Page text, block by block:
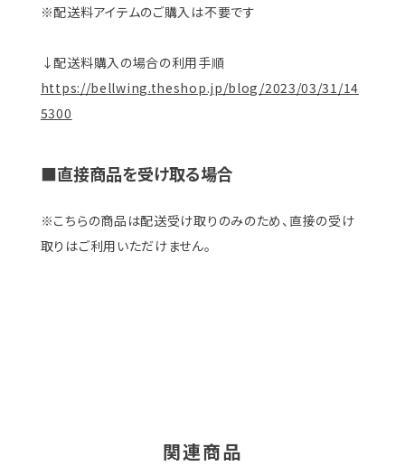
※配送料アイテムのご購入は不要です
↓配送料購入の場合の利用手順
https://bellwing.theshop.jp/blog/2023/03/31/14
5300
■直接商品を受け取る場合
※こちらの商品は配送受け取りのみのため、直接の受け
取りはご利用いただけません。
関連商品